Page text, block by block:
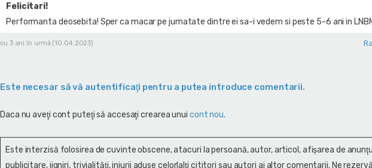
Felicitari!
Performanta deosebita! Sper ca macar pe jumatate dintre ei sa-i vedem si peste 5-6 ani in
cu 3 ani în urmă (10.04.2023)
Este necesar să vă autentificaţi pentru a putea introduce comentarii.
Daca nu aveţi cont puteţi să accesaţi crearea unui cont nou.
Este interzisă folosirea de cuvinte obscene, atacuri la persoană, autor, articol, afişarea de
publicitare, jigniri, trivialităţi, injurii aduse celorlalţi cititori sau autori ai altor comentarii. Ne